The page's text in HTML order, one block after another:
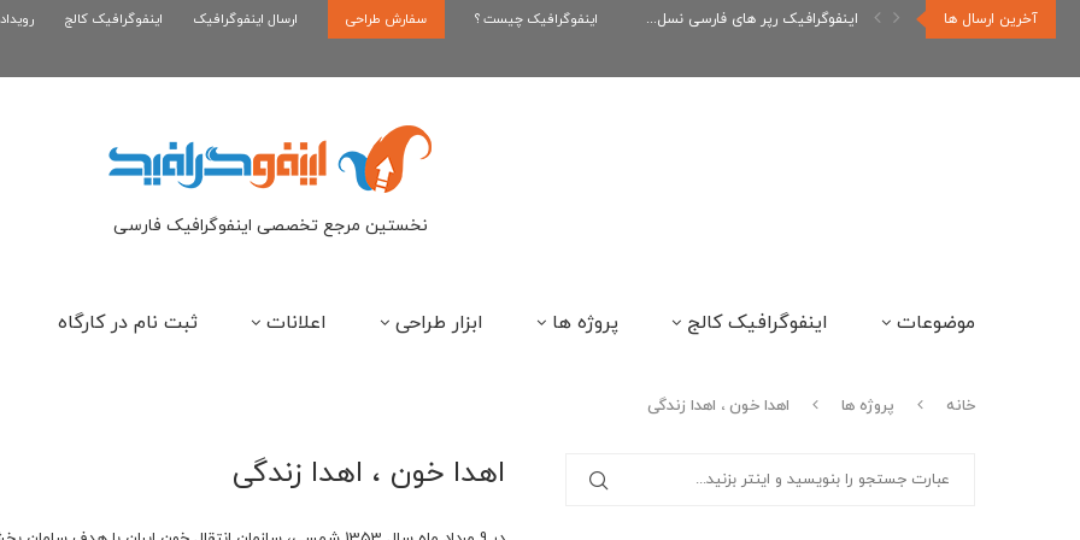
آخرین ارسال ها اینفوگرافیک رپر های فارسی نسل... اینفوگرافیک بازی کلش رویال اینفوگرافیک چیست ؟ سفارش طراحی ارسال اینفوگرافیک اینفوگرافیک کالج
نخستین مرجع تخصصی اینفوگرافیک فارسی
موضوعات اینفوگرافیک کالج پروژه ها ابزار طراحی اعلانات ثبت نام در کارگاه
خانه پروژه ها اهدا خون ، اهدا زندگی
اهدا خون ، اهدا زندگی